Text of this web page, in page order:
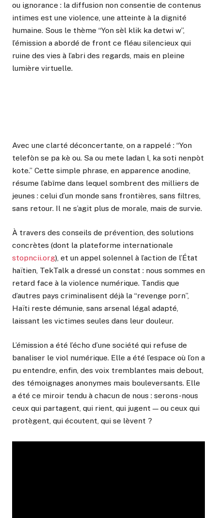
ou ignorance : la diffusion non consentie de contenus
intimes est une violence, une atteinte à la dignité
humaine. Sous le thème “Yon sèl klik ka detwi w”,
l’émission a abordé de front ce fléau silencieux qui
ruine des vies à l’abri des regards, mais en pleine
lumière virtuelle.
Avec une clarté déconcertante, on a rappelé : “Yon
telefòn se pa kè ou. Sa ou mete ladan l, ka soti nenpòt
kote.” Cette simple phrase, en apparence anodine,
résume l’abîme dans lequel sombrent des milliers de
jeunes : celui d’un monde sans frontières, sans filtres,
sans retour. Il ne s’agit plus de morale, mais de survie.
À travers des conseils de prévention, des solutions
concrètes (dont la plateforme internationale
stopncii.org), et un appel solennel à l’action de l’État
haïtien, TekTalk a dressé un constat : nous sommes en
retard face à la violence numérique. Tandis que
d’autres pays criminalisent déjà la “revenge porn”,
Haïti reste démunie, sans arsenal légal adapté,
laissant les victimes seules dans leur douleur.
L’émission a été l’écho d’une société qui refuse de
banaliser le viol numérique. Elle a été l’espace où l’on a
pu entendre, enfin, des voix tremblantes mais debout,
des témoignages anonymes mais bouleversants. Elle
a été ce miroir tendu à chacun de nous : serons-nous
ceux qui partagent, qui rient, qui jugent — ou ceux qui
protègent, qui écoutent, qui se lèvent ?